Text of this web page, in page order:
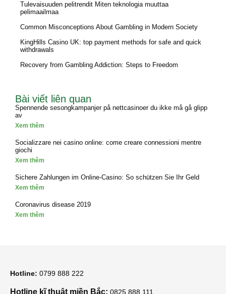
Tulevaisuuden pelitrendit Miten teknologia muuttaa
pelimaailmaa
Common Misconceptions About Gambling in Modern Society
KingHills Casino UK: top payment methods for safe and quick
withdrawals
Recovery from Gambling Addiction: Steps to Freedom
Bài viết liên quan
Spennende sesongkampanjer på nettcasinoer du ikke må gå glipp
av
Xem thêm
Socializzare nei casino online: come creare connessioni mentre
giochi
Xem thêm
Sichere Zahlungen im Online-Casino: So schützen Sie Ihr Geld
Xem thêm
Coronavirus disease 2019
Xem thêm
Hotline: 0799 888 222
Hotline kĩ thuật miền Bắc: 0825 888 111